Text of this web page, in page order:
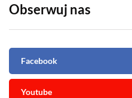
Obserwuj nas
Facebook
Youtube